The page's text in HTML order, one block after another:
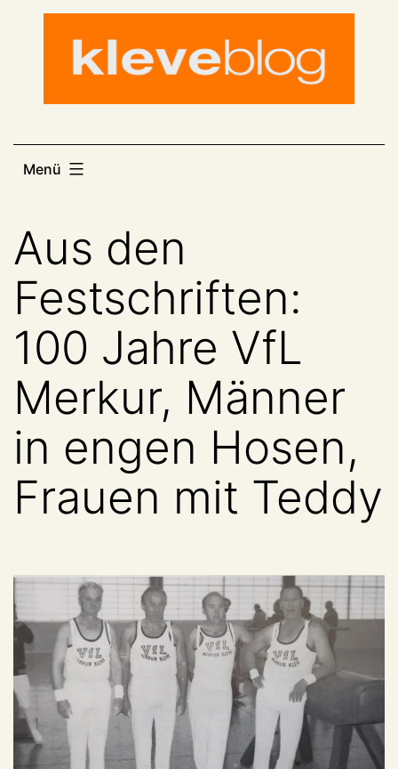
Menü
Aus den
Festschriften:
100 Jahre VfL
Merkur, Männer
in engen Hosen,
Frauen mit Teddy